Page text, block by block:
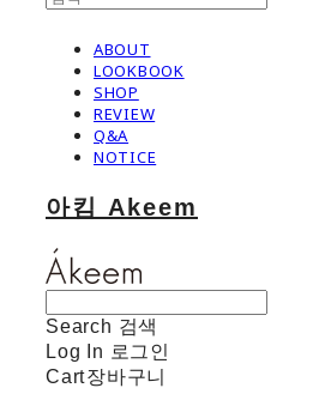
ABOUT
LOOKBOOK
SHOP
REVIEW
Q&A
NOTICE
아킴 Akeem
Search 검색
Log In 로그인
Cart장바구니